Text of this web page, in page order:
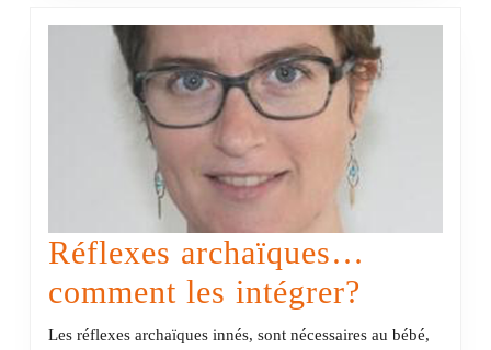
Réflexes archaïques…
comment les intégrer?
Les réflexes archaïques innés, sont nécessaires au bébé,